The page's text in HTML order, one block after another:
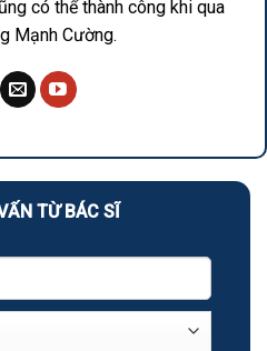
có thể thành công khi qua
Mạnh Cường.
TỪ BÁC SĨ